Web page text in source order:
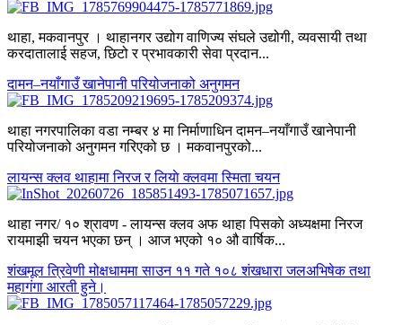
थाहा, मकवानपुर । थाहानगर उद्योग वाणिज्य संघले उद्योगी, व्यवसायी तथा
करदातालाई सहज, छिटो र प्रभावकारी सेवा प्रदान...
दामन–नयाँगाउँ खानेपानी परियोजनाको अनुगमन
थाहा नगरपालिका वडा नम्बर ४ मा निर्माणाधिन दामन–नयाँगाउँ खानेपानी
परियोजनाको अनुगमन गरिएको छ । मकवानपुरको...
लायन्स क्लव थाहामा निरज र लियाे क्लवमा स्मिता चयन
थाहा नगर/ १० श्रावण - लायन्स क्लव अफ थाहा पिसकाे अध्यक्षमा निरज
रायमाझी चयन भएका छन् । आज भएको १० औ वार्षिक...
शंखमूल त्रिवेणी मोक्षधाममा साउन ११ गते १०८ शंखधारा जलअभिषेक तथा
महागंगा आरती हुने।